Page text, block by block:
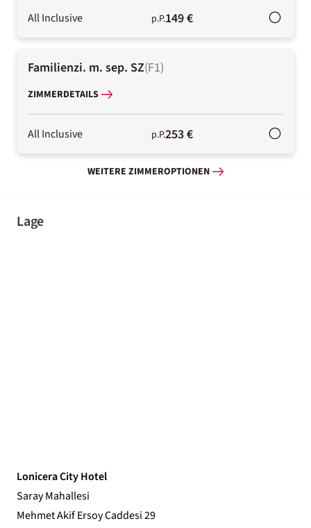
All Inclusive p.P.149 €
Familienzi. m. sep. SZ(F1)
ZIMMERDETAILS
All Inclusive p.P.253 €
WEITERE ZIMMEROPTIONEN
Lage
Lonicera City Hotel
Saray Mahallesi
Mehmet Akif Ersoy Caddesi 29